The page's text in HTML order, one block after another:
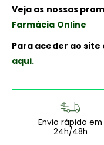
Veja as nossas
Farmácia Online
Para aceder ao
aqui.
Envio rápido em
24h/48h